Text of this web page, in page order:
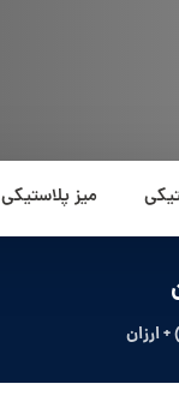
میز پلاستیکی